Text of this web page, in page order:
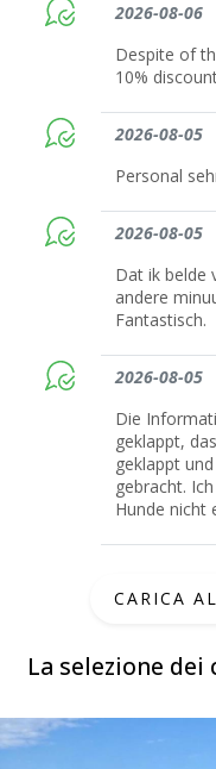
La selezione
2026-08-06
Despite of
10%
2026-08-05
Personal
2026-08-05
Dat ik belde
andere
Fantastisch.
2026-08-05
Die
geklappt,
geklappt
gebracht.
Hunde nicht
CARICA